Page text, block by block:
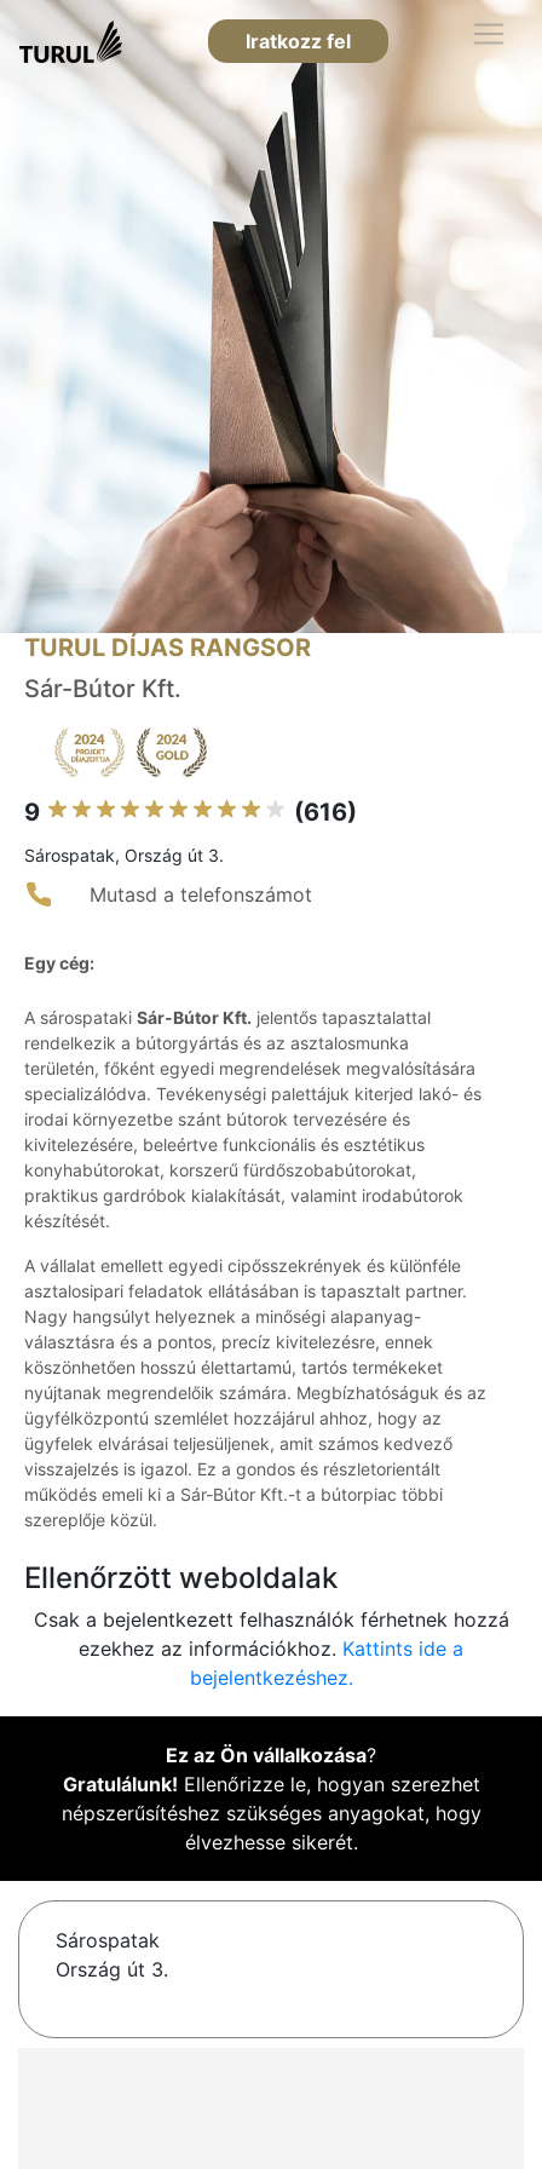
Iratkozz fel
TURUL DÍJAS RANGSOR
Sár-Bútor Kft.
9 (616)
Sárospatak, Ország út 3.
Mutasd a telefonszámot
Egy cég:
A sárospataki Sár-Bútor Kft. jelentős tapasztalattal
rendelkezik a bútorgyártás és az asztalosmunka
területén, főként egyedi megrendelések megvalósítására
specializálódva. Tevékenységi palettájuk kiterjed lakó- és
irodai környezetbe szánt bútorok tervezésére és
kivitelezésére, beleértve funkcionális és esztétikus
konyhabútorokat, korszerű fürdőszobabútorokat,
praktikus gardróbok kialakítását, valamint irodabútorok
készítését.
A vállalat emellett egyedi cipősszekrények és különféle
asztalosipari feladatok ellátásában is tapasztalt partner.
Nagy hangsúlyt helyeznek a minőségi alapanyag-
választásra és a pontos, precíz kivitelezésre, ennek
köszönhetően hosszú élettartamú, tartós termékeket
nyújtanak megrendelőik számára. Megbízhatóságuk és az
ügyfélközpontú szemlélet hozzájárul ahhoz, hogy az
ügyfelek elvárásai teljesüljenek, amit számos kedvező
visszajelzés is igazol. Ez a gondos és részletorientált
működés emeli ki a Sár-Bútor Kft.-t a bútorpiac többi
szereplője közül.
Ellenőrzött weboldalak
Csak a bejelentkezett felhasználók férhetnek hozzá
ezekhez az információkhoz. Kattints ide a
bejelentkezéshez.
Ez az Ön vállalkozása?
Gratulálunk! Ellenőrizze le, hogyan szerezhet
népszerűsítéshez szükséges anyagokat, hogy
élvezhesse sikerét.
Sárospatak
Ország út 3.